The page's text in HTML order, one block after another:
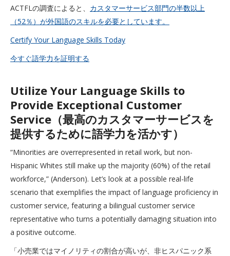
ACTFLの調査によると、 カスタマーサービス部門の半数以上
（52％）が外国語のスキルを必要としています。
Certify Your Language Skills Today
今すぐ語学力を証明する
Utilize Your Language Skills to
Provide Exceptional Customer
Service（最高のカスタマーサービスを
提供するために語学力を活かす）
“Minorities are overrepresented in retail work, but non-
Hispanic Whites still make up the majority (60%) of the retail
workforce,” (Anderson). Let’s look at a possible real-life
scenario that exemplifies the impact of language proficiency in
customer service, featuring a bilingual customer service
representative who turns a potentially damaging situation into
a positive outcome.
「小売業ではマイノリティの割合が高いが、非ヒスパニック系